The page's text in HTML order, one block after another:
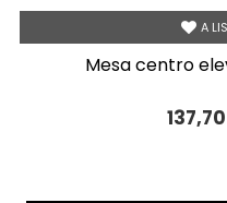
A
mesa centro